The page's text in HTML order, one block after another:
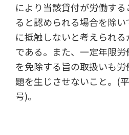
により当該貸付が労働す
ると認められる場合を除
に抵触しないと考えられ
である。また、一定年限
を免除する旨の取扱いも
題を生じさせないこと。(
号)。